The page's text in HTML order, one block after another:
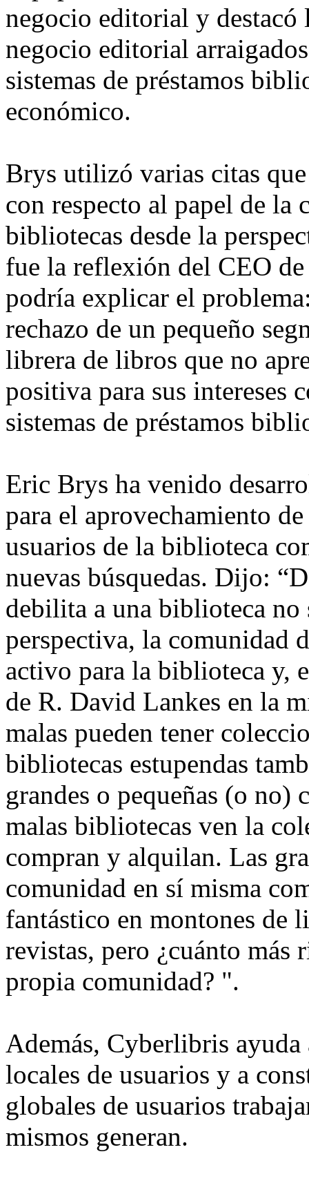
negocio editorial y destacó
negocio editorial
sistemas de préstamos
económico.
Brys utilizó varias citas
con respecto al papel de la
bibliotecas desde la
fue la reflexión del CEO
podría explicar el
rechazo de un pequeño
librera de libros que no
positiva para sus intereses
sistemas de préstamos
Eric Brys ha venido
para el aprovechamiento
usuarios de la biblioteca
nuevas búsquedas. Dijo:
debilita a una biblioteca no
perspectiva, la comunidad
activo para la biblioteca y,
de R. David Lankes en la
malas pueden tener
bibliotecas estupendas
grandes o pequeñas (o no)
malas bibliotecas ven la
compran y alquilan. Las
comunidad en sí misma
fantástico en montones de
revistas, pero ¿cuánto más
propia comunidad? ".
Además, Cyberlibris
locales de usuarios y a
globales de usuarios
mismos generan.